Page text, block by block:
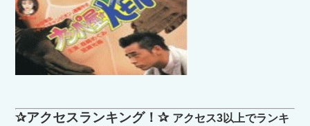
✰アクセスランキング！✰ アクセス3以上でランキ